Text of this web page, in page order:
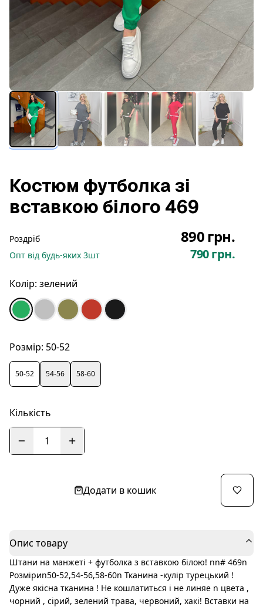
Костюм футболка зі
вставкою білого 469
Роздріб 890 грн.
Опт від будь-яких 3шт 790 грн.
Колір: зелений
Розмір: 50-52
50-52 54-56 58-60
Кількість
1
Додати в кошик
Опис товару
Штани на манжеті + футболка з вставкою білою! nn# 469n
Розміриn50-52,54-56,58-60n Тканина -кулір турецький !
Дуже якісна тканина ! Не кошлатиться і не линяе n цвета ,
чорний , сірий, зелений трава, червоний, хакі! Вставки на